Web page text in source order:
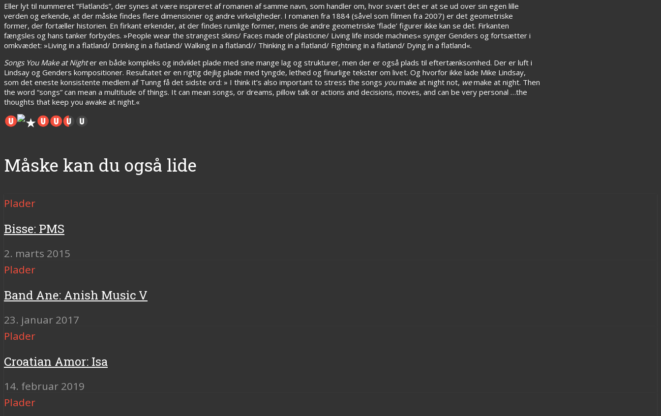
Eller lyt til nummeret ”Flatlands”, der synes at være inspireret af romanen af samme navn, som handler om, hvor svært det er at se ud over sin egen lille
verden og erkende, at der måske findes flere dimensioner og andre virkeligheder. I romanen fra 1884 (såvel som filmen fra 2007) er det geometriske
former, der fortæller historien. En firkant erkender, at der findes rumlige former, mens de andre geometriske ’flade’ figurer ikke kan se det. Firkanten
fængsles og hans tanker forbydes. »People wear the strangest skins/ Faces made of plasticine/ Living life inside machines« synger Genders og fortsætter i
omkvædet: »Living in a flatland/ Drinking in a flatland/ Walking in a flatland// Thinking in a flatland/ Fightning in a flatland/ Dying in a flatland«.
Songs You Make at Nighter en både kompleks og indviklet plade med sine mange lag og strukturer, men der er også plads til eftertænksomhed. Der er luft i
Lindsay og Genders kompositioner. Resultatet er en rigtig dejlig plade med tyngde, lethed og finurlige tekster om livet. Og hvorfor ikke lade Mike Lindsay,
som det eneste konsistente medlem af Tunng få det sidste ord: » I think it’s also important to stress the songs youmake at night not, wemake at night. Then
the word “songs” can mean a multitude of things. It can mean songs, or dreams, pillow talk or actions and decisions, moves, and can be very personal …the
thoughts that keep you awake at night.«
Måske kan du også lide
Plader
Bisse: PMS
2. marts 2015
Plader
Band Ane: Anish Music V
23. januar 2017
Plader
Croatian Amor: Isa
14. februar 2019
Plader